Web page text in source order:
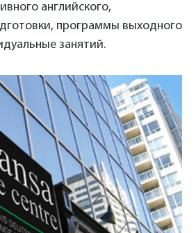
английского,
программы выходного
занятий.